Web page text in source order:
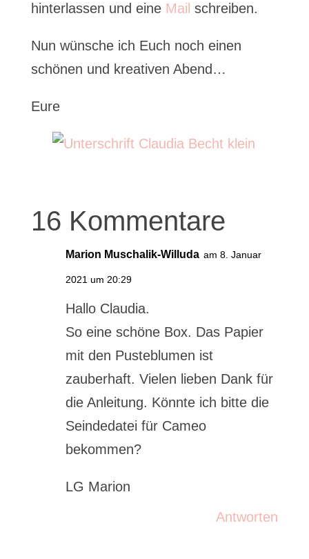
hinterlassen und eine Mail schreiben.
Nun wünsche ich Euch noch einen
schönen und kreativen Abend…
Eure
16 Kommentare
Marion Muschalik-Willuda am 8. Januar
2021 um 20:29
Hallo Claudia.
So eine schöne Box. Das Papier
mit den Pusteblumen ist
zauberhaft. Vielen lieben Dank für
die Anleitung. Könnte ich bitte die
Seindedatei für Cameo
bekommen?
LG Marion
Antworten